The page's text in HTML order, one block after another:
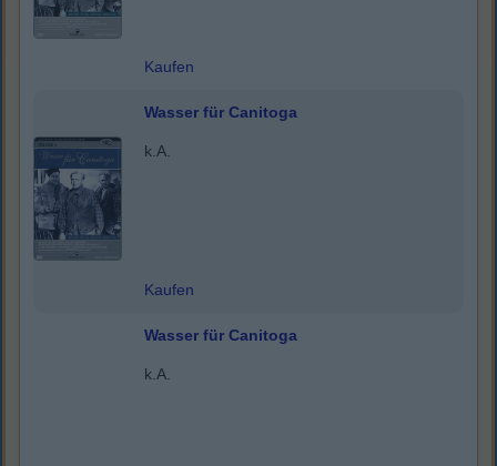
Kaufen
Wasser für Canitoga
k.A.
Kaufen
Wasser für Canitoga
k.A.